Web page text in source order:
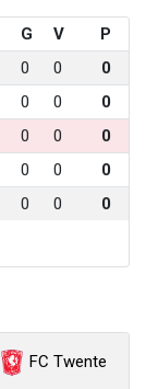
G V
P
0 0
0
0 0
0
0 0
0
0 0
0
0 0 0
FC Twente